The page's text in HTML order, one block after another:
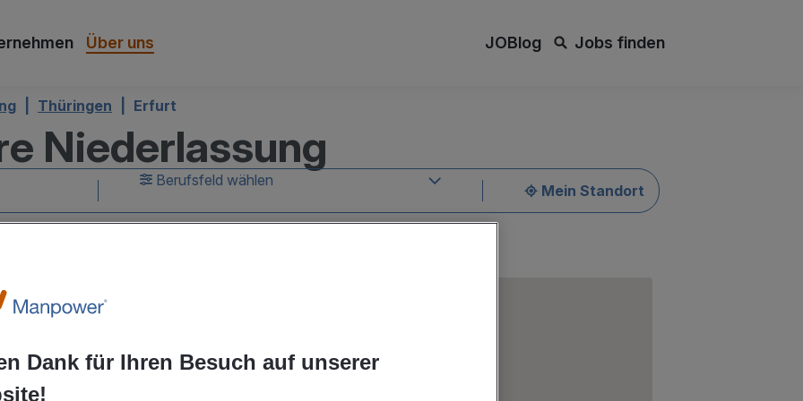
Über uns JOBlog Jobs finden
Thüringen Erfurt
Niederlassung
Berufsfeld wählen
Mein Standort
um 08:00
Dank für Ihren Besuch auf unserer